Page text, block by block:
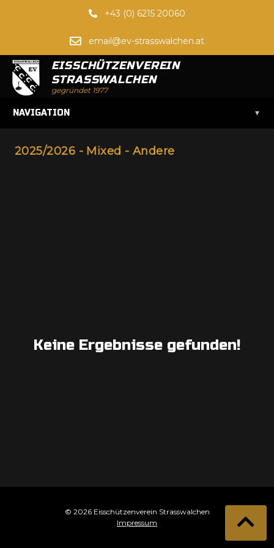
+43 (0) 6215 20060
email@ev-strasswalchen.at
EISSCHÜTZENVEREIN
STRASSWALCHEN
gegründet 1977
NAVIGATION ▾
2025/2026 - Mixed - Andere
Keine Ergebnisse gefunden!
© 2026 Eisschützenverein Strasswalchen
Impressum